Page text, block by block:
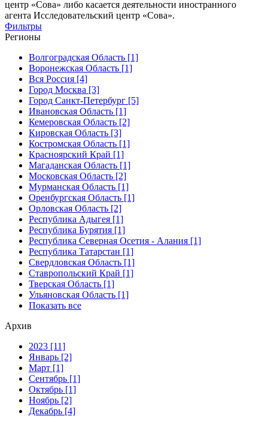
центр «Сова» либо касается деятельности иностранного
агента Исследовательский центр «Сова».
Фильтры
Регионы
Волгоградская Область [1]
Воронежская Область [1]
Вся Россия [4]
Город Москва [3]
Город Санкт-Петербург [5]
Ивановская Область [1]
Кемеровская Область [2]
Кировская Область [3]
Костромская Область [1]
Красноярский Край [1]
Магаданская Область [1]
Московская Область [2]
Мурманская Область [1]
Оренбургская Область [1]
Орловская Область [2]
Республика Адыгея [1]
Республика Бурятия [1]
Республика Северная Осетия - Алания [1]
Республика Татарстан [1]
Свердловская Область [1]
Ставропольский Край [1]
Тверская Область [1]
Ульяновская Область [1]
Показать все
Архив
2023 [11]
Январь [2]
Март [1]
Сентябрь [1]
Октябрь [1]
Ноябрь [2]
Декабрь [4]